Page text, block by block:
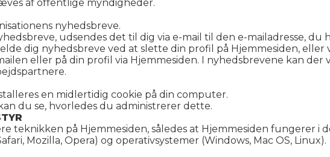
af offentlige myndigheder.
nyhedsbreve.
udsendes det til dig via e-mail til den e-mailadresse, du
dig nyhedsbreve ved at slette din profil på Hjemmesiden, eller
eller på din profil via Hjemmesiden. I nyhedsbrevene kan
en midlertidig cookie på din computer.
du se, hvorledes du administrerer dette.
teknikken på Hjemmesiden, således at Hjemmesiden fungerer i
Mozilla, Opera) og operativsystemer (Windows, Mac OS, Linux).